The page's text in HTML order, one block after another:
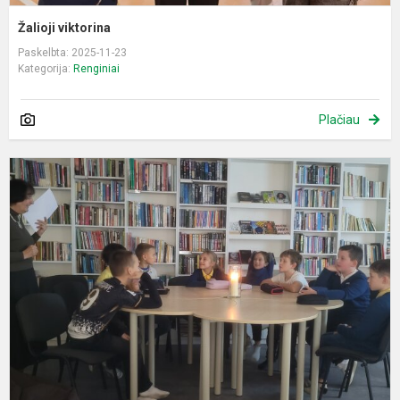
Žalioji viktorina
Paskelbta: 2025-11-23
Kategorija: Renginiai
Plačiau